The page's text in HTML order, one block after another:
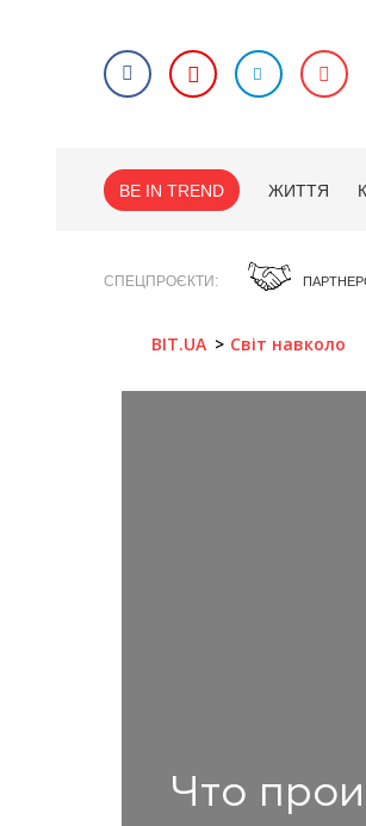
BE IN TREND ЖИТТЯ
СПЕЦПРОЄКТИ
BIT.UA Світ навколо
Что